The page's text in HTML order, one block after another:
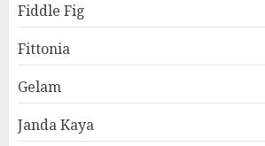
Fiddle Fig
Fittonia
Gelam
Janda Kaya